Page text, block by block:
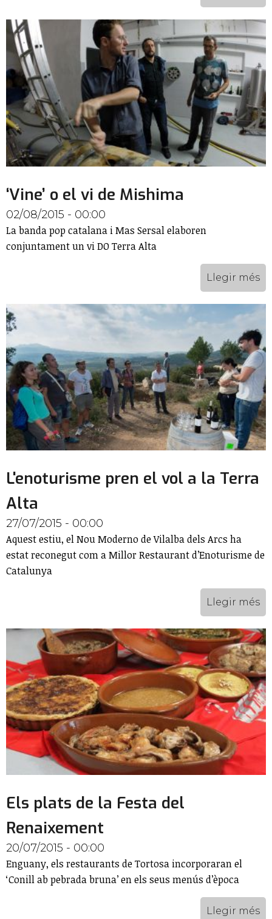
‘Vine’ o el vi de Mishima
02/08/2015 - 00:00
La banda pop catalana i Mas Sersal elaboren
conjuntament un vi DO Terra Alta
Llegir més
L'enoturisme pren el vol a la Terra
Alta
27/07/2015 - 00:00
Aquest estiu, el Nou Moderno de Vilalba dels Arcs ha
estat reconegut com a Millor Restaurant d’Enoturisme de
Catalunya
Llegir més
Els plats de la Festa del
Renaixement
20/07/2015 - 00:00
Enguany, els restaurants de Tortosa incorporaran el
‘Conill ab pebrada bruna’ en els seus menús d’època
Llegir més